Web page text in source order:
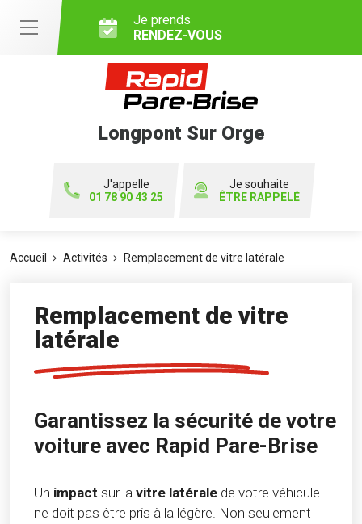
Je prends
RENDEZ-VOUS
Longpont Sur Orge
J'appelle
01 78 90 43 25
Je souhaite
ÊTRE RAPPELÉ
Accueil Activités Remplacement de vitre latérale
Remplacement de vitre
latérale
Garantissez la sécurité de votre
voiture avec Rapid Pare-Brise
Un impact sur la vitre latérale de votre véhicule
ne doit pas être pris à la légère. Non seulement